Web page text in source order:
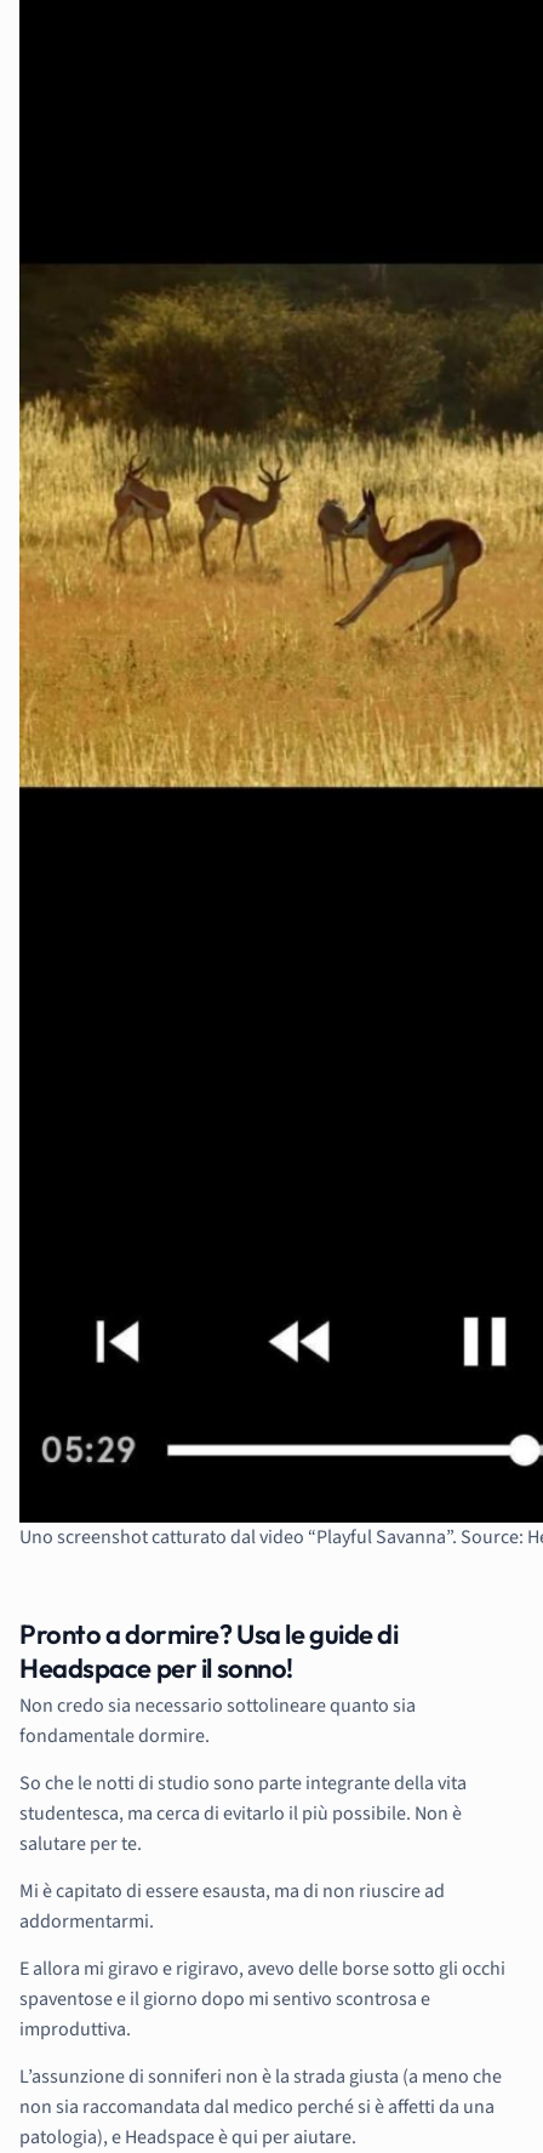
Uno screenshot catturato dal video “Playful Savanna”. Source:
Pronto a dormire? Usa le guide di
Headspace per il sonno!
Non credo sia necessario sottolineare quanto sia
fondamentale dormire.
So che le notti di studio sono parte integrante della vita
studentesca, ma cerca di evitarlo il più possibile. Non è
salutare per te.
Mi è capitato di essere esausta, ma di non riuscire ad
addormentarmi.
E allora mi giravo e rigiravo, avevo delle borse sotto gli occhi
spaventose e il giorno dopo mi sentivo scontrosa e
improduttiva.
L’assunzione di sonniferi non è la strada giusta (a meno che
non sia raccomandata dal medico perché si è affetti da una
patologia), e Headspace è qui per aiutare.